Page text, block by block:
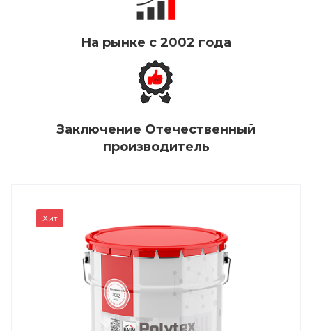
На рынке с 2002 года
Заключение Отечественный
производитель
Хит